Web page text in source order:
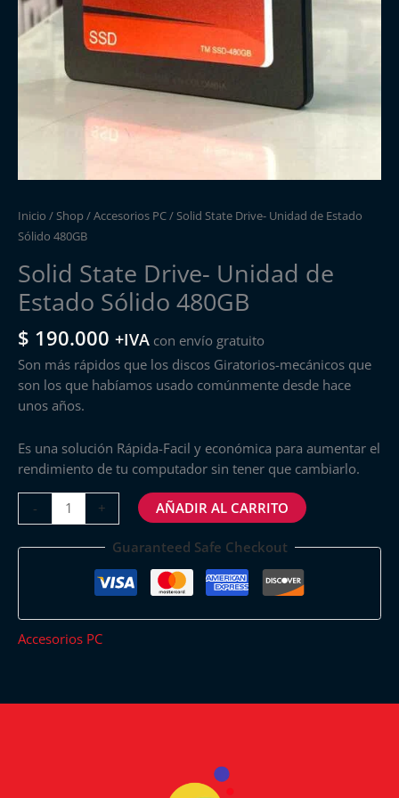
Inicio /Shop/Accesorios PC/ Solid State Drive- Unidad de Estado
Sólido 480GB
Solid State Drive- Unidad de
Estado Sólido 480GB
$ 190.000 +IVA con envío gratuito
Son más rápidos que los discos Giratorios-mecánicos que
son los que habíamos usado comúnmente desde hace
unos años.
Es una solución Rápida-Facil y económica para aumentar el
rendimiento de tu computador sin tener que cambiarlo.
- + AÑADIR AL CARRITO
Guaranteed Safe Checkout
Accesorios PC